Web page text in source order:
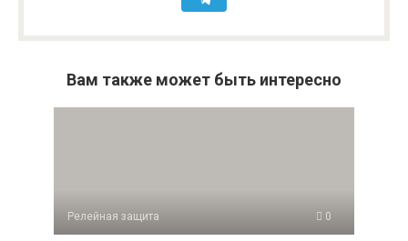
Вам также может быть интересно
Релейная защита 0